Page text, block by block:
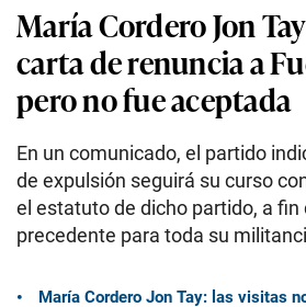
María Cordero Jon
carta de renuncia a
pero no fue aceptada
En un comunicado, el partido
de expulsión seguirá su curso
el estatuto de dicho partido, a fin
precedente para toda su
María Cordero Jon Tay: las visitas